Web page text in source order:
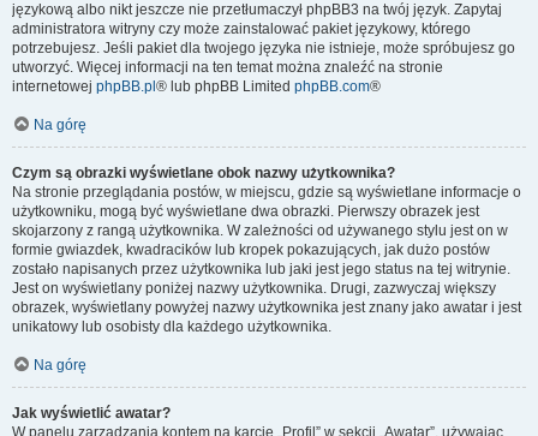
językową albo nikt jeszcze nie przetłumaczył phpBB3 na twój język. Zapytaj
administratora witryny czy może zainstalować pakiet językowy, którego
potrzebujesz. Jeśli pakiet dla twojego języka nie istnieje, może spróbujesz go
utworzyć. Więcej informacji na ten temat można znaleźć na stronie
internetowej phpBB.pl ® lub phpBB Limited phpBB.com®
Na górę
Czym są obrazki wyświetlane obok nazwy użytkownika?
Na stronie przeglądania postów, w miejscu, gdzie są wyświetlane informacje o
użytkowniku, mogą być wyświetlane dwa obrazki. Pierwszy obrazek jest
skojarzony z rangą użytkownika. W zależności od używanego stylu jest on w
formie gwiazdek, kwadracików lub kropek pokazujących, jak dużo postów
zostało napisanych przez użytkownika lub jaki jest jego status na tej witrynie.
Jest on wyświetlany poniżej nazwy użytkownika. Drugi, zazwyczaj większy
obrazek, wyświetlany powyżej nazwy użytkownika jest znany jako awatar i jest
unikatowy lub osobisty dla każdego użytkownika.
Na górę
Jak wyświetlić awatar?
W panelu zarządzania kontem na karcie „Profil” w sekcji „Awatar”, używając